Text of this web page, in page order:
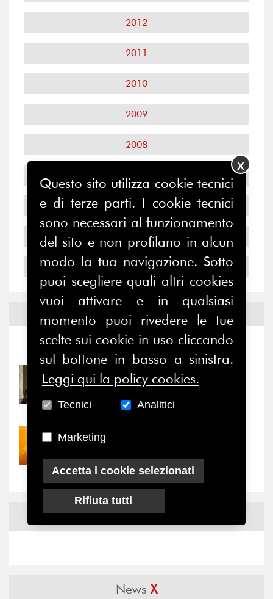
2012
2011
2010
2009
2008
2007
2006
2004
Notizie edEventi
Notizie - Eventi
31/07/2026
Prima della pausa estiva,
il valore di...
30/07/2026
“grande cecità”: la...
NewsFacebook
News X
Questo sito utilizza cookie tecnici
e di terze parti. I cookie tecnici
sono necessari al funzionamento
del sito e non profilano in alcun
modo la tua navigazione. Sotto
puoi scegliere quali altri cookies
vuoi attivare e in qualsiasi
momento puoi rivedere le tue
scelte sui cookie in uso cliccando
sul bottone in basso a sinistra.
Leggi qui la policy cookies.
Tecnici Analitici
Marketing
Accetta i cookie selezionati
Rifiuta tutti
X